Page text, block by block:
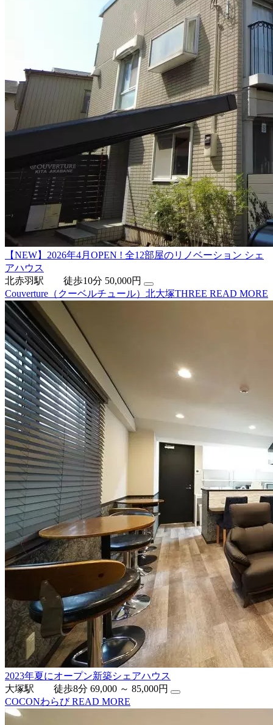
【NEW】2026年4月OPEN ! 全12部屋のリノベーション シェ
アハウス
北赤羽駅 徒歩10分 50,000円
Couverture（クーベルチュール）北大塚THREE READ MORE
2023年夏にオープン新築シェアハウス
大塚駅 徒歩8分 69,000 ～ 85,000円
COCONわらびREAD MORE